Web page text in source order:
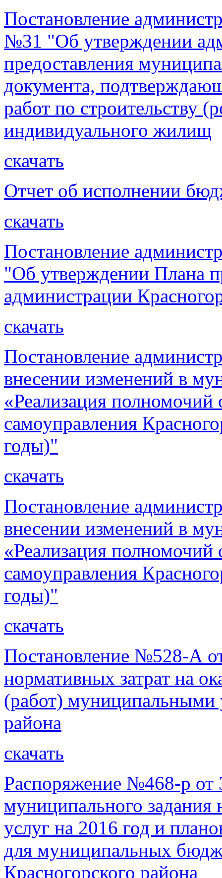
Постановление
№31 "Об утверждении
предоставления
документа,
работ по строительству
индивидуального жилищ
скачать
Отчет об исполнении
скачать
Постановление
"Об утверждении Плана
администрации
скачать
Постановление
внесении изменений в
«Реализация полномочий
самоуправления
годы)"
скачать
Постановление
внесении изменений в
«Реализация полномочий
самоуправления
годы)"
скачать
Постановление №528-А
нормативных затрат на
(работ) муниципальными
района
скачать
Распоряжение №468-р от
муниципального
услуг на 2016 год и
для муниципальных
Красногорского района